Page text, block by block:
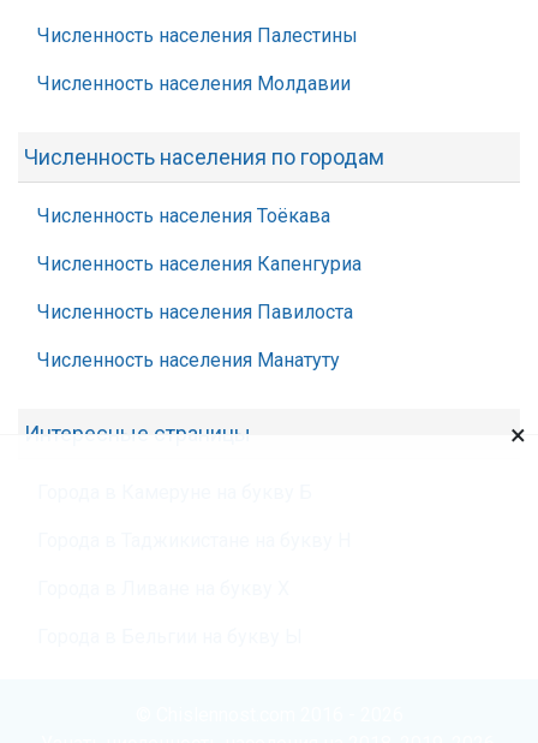
Численность населения Палестины
Численность населения Молдавии
Численность населения по городам
Численность населения Тоёкава
Численность населения Капенгуриа
Численность населения Павилоста
Численность населения Манатуту
Интересные страницы ×